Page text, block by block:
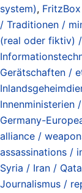
system),
/ Traditionen /
(real oder fiktiv)
Gerätschaften /
Innenministerien
Germany-
alliance /
assassinations /
Syria / Iran /
Journalismus /